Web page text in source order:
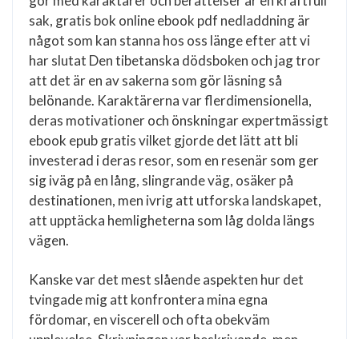
sak, gratis bok online ebook pdf nedladdning är
något som kan stanna hos oss länge efter att vi
har slutat Den tibetanska dödsboken och jag tror
att det är en av sakerna som gör läsning så
belönande. Karaktärerna var flerdimensionella,
deras motivationer och önskningar expertmässigt
ebook epub gratis vilket gjorde det lätt att bli
investerad i deras resor, som en resenär som ger
sig iväg på en lång, slingrande väg, osäker på
destinationen, men ivrig att utforska landskapet,
att upptäcka hemligheterna som låg dolda längs
vägen.
Kanske var det mest slående aspekten hur det
tvingade mig att konfrontera mina egna
fördomar, en viscerell och ofta obekväm